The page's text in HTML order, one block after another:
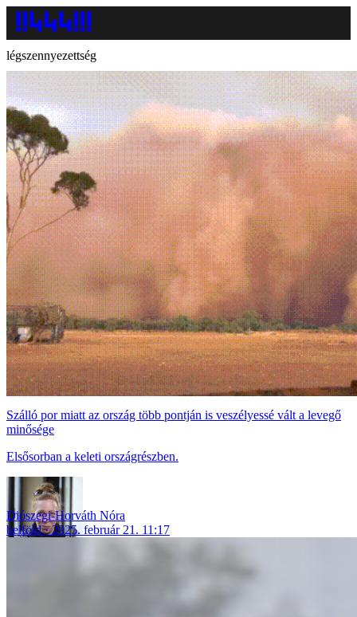
légszennyezettség
Szálló por miatt az ország több pontján is veszélyessé vált a levegő
minősége
Elsősorban a keleti országrészben.
Diószegi-Horváth Nóra
belföld
2025. február 21. 11:17